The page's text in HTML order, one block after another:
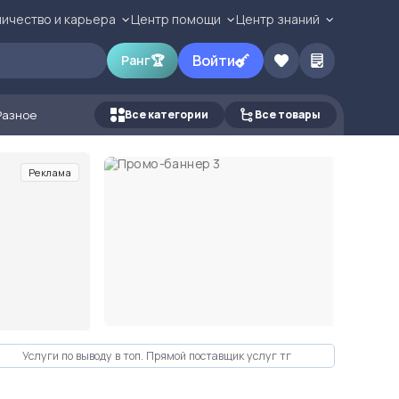
и карьера Центр помощи Центр знаний
Ранг🏆 Войти
Все категории Все товары
Реклама
Услуги по выводу в топ. Прямой поставщик услуг тг